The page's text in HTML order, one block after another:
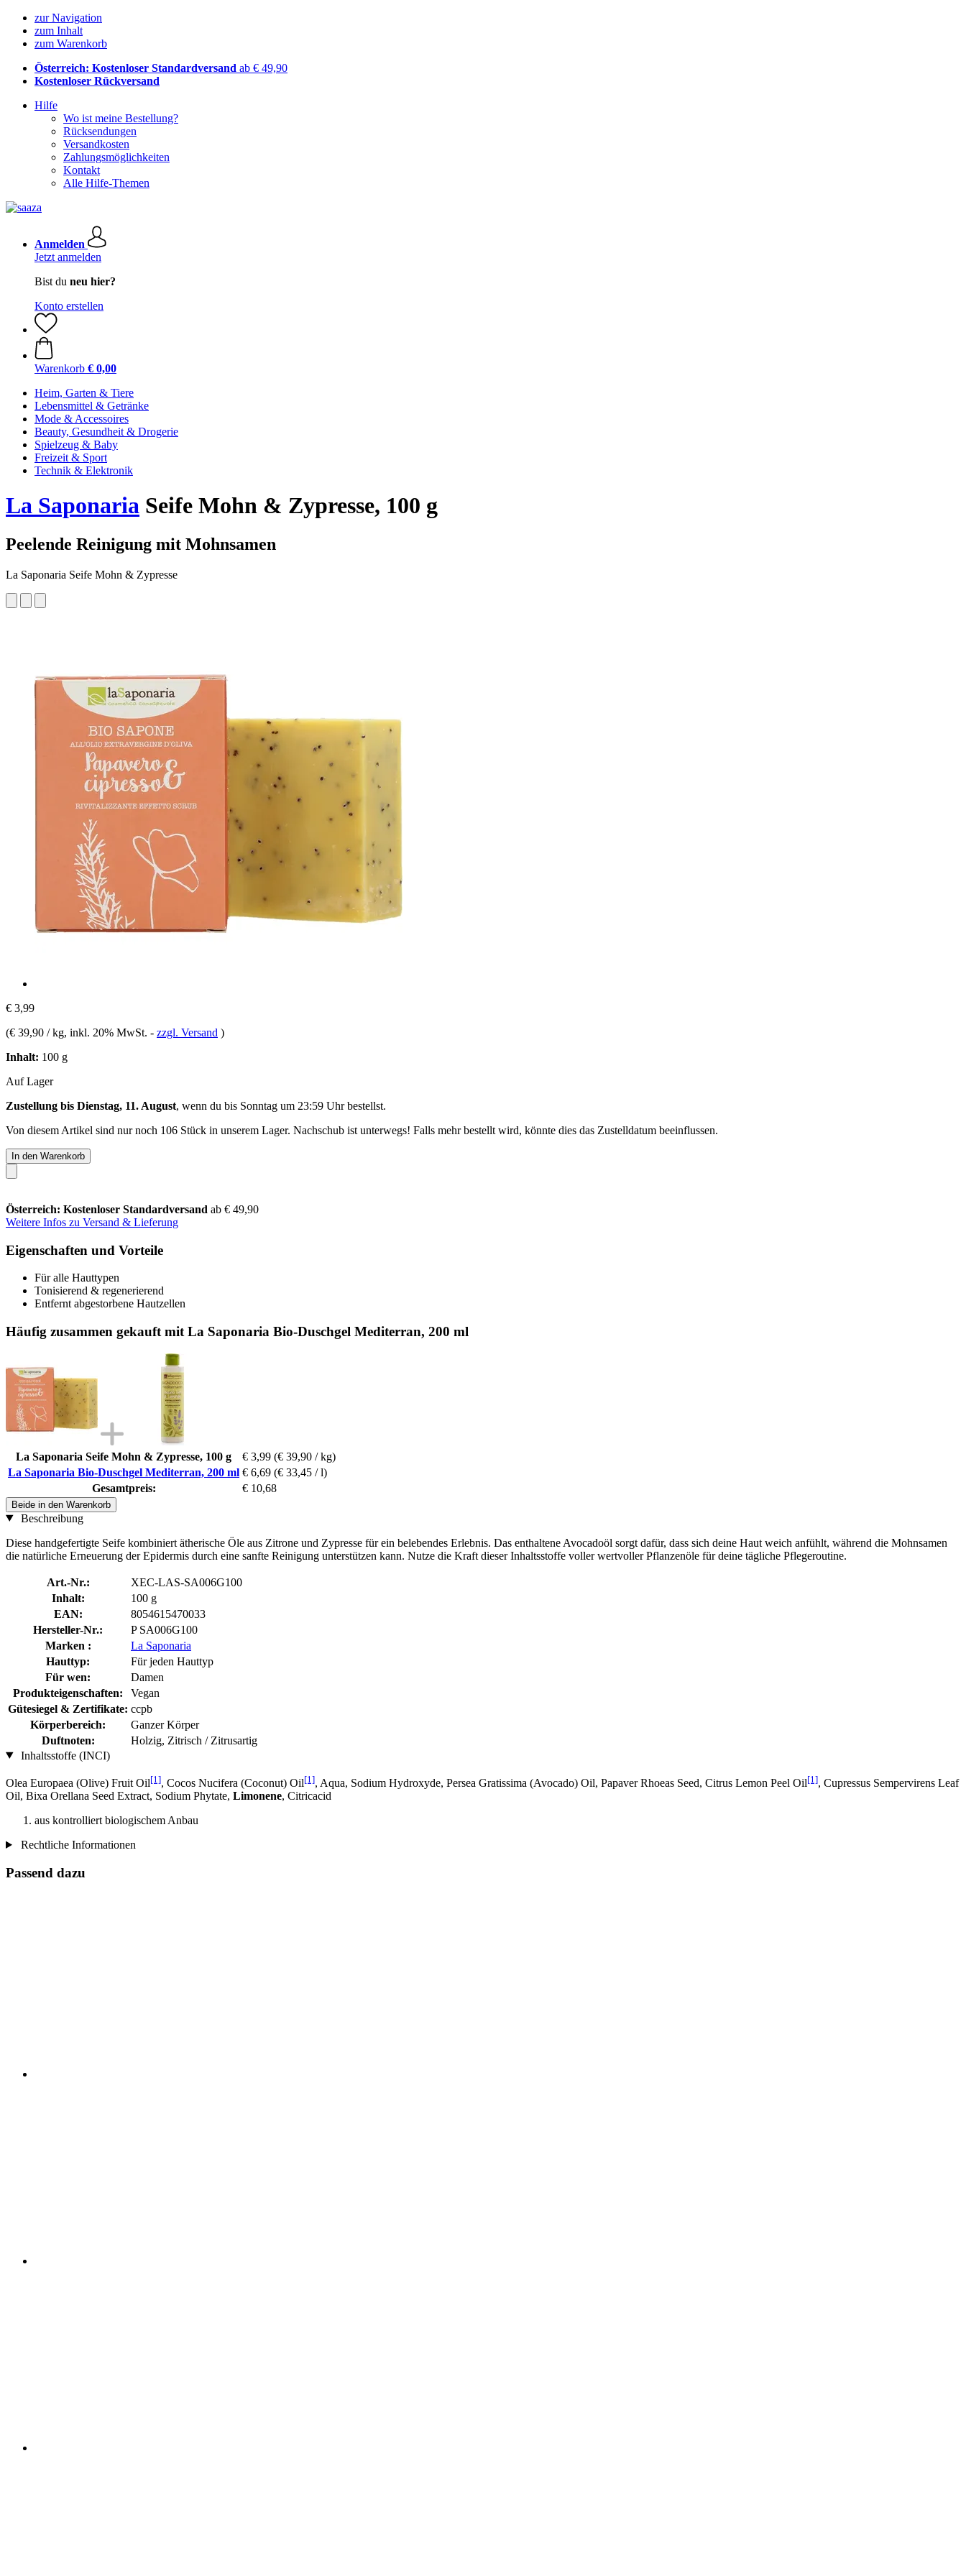
zur Navigation
zum Inhalt
zum Warenkorb
Österreich: Kostenloser Standardversand ab € 49,90
Kostenloser Rückversand
Hilfe
Wo ist meine Bestellung?
Rücksendungen
Versandkosten
Zahlungsmöglichkeiten
Kontakt
Alle Hilfe-Themen
Anmelden
Jetzt anmelden
Bist du neu hier?
Konto erstellen
Warenkorb € 0,00
Heim, Garten & Tiere
Lebensmittel & Getränke
Mode & Accessoires
Beauty, Gesundheit & Drogerie
Spielzeug & Baby
Freizeit & Sport
Technik & Elektronik
La Saponaria Seife Mohn & Zypresse, 100 g
Peelende Reinigung mit Mohnsamen
La Saponaria Seife Mohn & Zypresse
€ 3,99
(€ 39,90 / kg, inkl. 20% MwSt. - zzgl. Versand )
Inhalt: 100 g
Auf Lager
Zustellung bis Dienstag, 11. August, wenn du bis Sonntag um 23:59 Uhrbestellst.
Von diesem Artikel sind nur noch 106 Stück in unserem Lager. Nachschub ist unterwegs! Falls mehr bestellt wird, könnte dies das Zustelldatum beeinflussen.
In den Warenkorb
Österreich: Kostenloser Standardversand ab € 49,90
Weitere Infos zu Versand & Lieferung
Eigenschaften und Vorteile
Für alle Hauttypen
Tonisierend & regenerierend
Entfernt abgestorbene Hautzellen
Häufig zusammen gekauft mit La Saponaria Bio-Duschgel Mediterran, 200 ml
La Saponaria Seife Mohn & Zypresse, 100 g € 3,99 (€ 39,90 / kg)
La Saponaria Bio-Duschgel Mediterran, 200 ml € 6,69 (€ 33,45 / l)
Gesamtpreis:
€ 10,68
Beide in den Warenkorb
Beschreibung
Diese handgefertigte Seife kombiniert ätherische Öle aus Zitrone und Zypresse für ein belebendes Erlebnis. Das enthaltene Avocadoöl sorgt dafür, dass sich deine Haut weich anfühlt, während die Mohnsamen
die natürliche Erneuerung der Epidermis durch eine sanfte Reinigung unterstützen kann. Nutze die Kraft dieser Inhaltsstoffe voller wertvoller Pflanzenöle für deine tägliche Pflegeroutine.
Art.-Nr.:
XEC-LAS-SA006G100
Inhalt:
100 g
EAN:
8054615470033
Hersteller-Nr.:
P SA006G100
Marken :
La Saponaria
Hauttyp:
Für jeden Hauttyp
Für wen:
Damen
Produkteigenschaften:
Vegan
Gütesiegel & Zertifikate: ccpb
Körperbereich:
Ganzer Körper
Duftnoten:
Holzig, Zitrisch / Zitrusartig
Inhaltsstoffe (INCI)
Olea Europaea (Olive) Fruit Oil[1], Cocos Nucifera (Coconut) Oil[1], Aqua, Sodium Hydroxyde, Persea Gratissima (Avocado) Oil, Papaver Rhoeas Seed, Citrus Lemon Peel Oil[1], Cupressus Sempervirens Leaf
Oil, Bixa Orellana Seed Extract, Sodium Phytate, Limonene, Citricacid
aus kontrolliert biologischem Anbau
Rechtliche Informationen
Passend dazu